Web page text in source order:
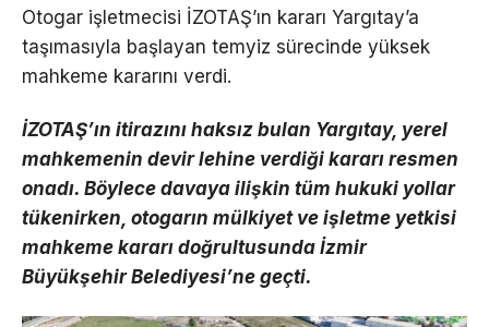
Otogar işletmecisi İZOTAŞ’ın kararı Yargıtay’a
taşımasıyla başlayan temyiz sürecinde yüksek
mahkeme kararını verdi.
İZOTAŞ’ın itirazını haksız bulan Yargıtay, yerel
mahkemenin devir lehine verdiği kararı resmen
onadı. Böylece davaya ilişkin tüm hukuki yollar
tükenirken, otogarın mülkiyet ve işletme yetkisi
mahkeme kararı doğrultusunda İzmir
Büyükşehir Belediyesi’ne geçti.